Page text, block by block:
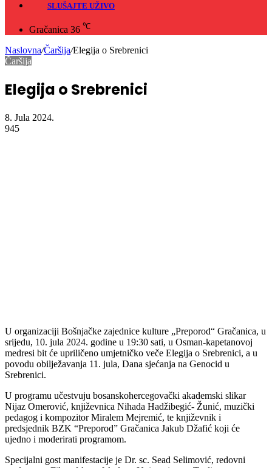
SLUŠAJTE UŽIVO
Gračanica 36 ℃
Naslovna/Čaršija/Elegija o Srebrenici
Čaršija
Elegija o Srebrenici
8. Jula 2024.
945
U organizaciji Bošnjačke zajednice kulture „Preporod“ Gračanica, u
srijedu, 10. jula 2024. godine u 19:30 sati, u Osman-kapetanovoj
medresi bit će upriličeno umjetničko veče Elegija o Srebrenici, a u
povodu obilježavanja 11. jula, Dana sjećanja na Genocid u
Srebrenici.
U programu učestvuju bosanskohercegovački akademski slikar
Nijaz Omerović, književnica Nihada Hadžibegić- Žunić, muzički
pedagog i kompozitor Miralem Mejremić, te književnik i
predsjednik BZK “Preporod” Gračanica Jakub Džafić koji će
ujedno i moderirati programom.
Specijalni gost manifestacije je Dr. sc. Sead Selimović, redovni